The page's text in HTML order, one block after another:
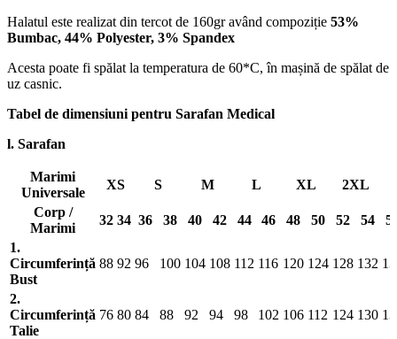
Halatul este realizat din tercot de 160gr având compoziție 53%
Bumbac, 44% Polyester, 3% Spandex
Acesta poate fi spălat la temperatura de 60*C, în mașină de spălat de
uz casnic.
Tabel de dimensiuni pentru Sarafan Medical
l. Sarafan
Marimi
Universale
XS S M L XL 2XL
Corp /
Marimi
32 34 36 38 40 42 44 46 48 50 52 54
1.
Circumferință
Bust
88 92 96 100 104 108 112 116 120 124 128 132
2.
Circumferință
Talie
76 80 84 88 92 94 98 102 106 112 124 130